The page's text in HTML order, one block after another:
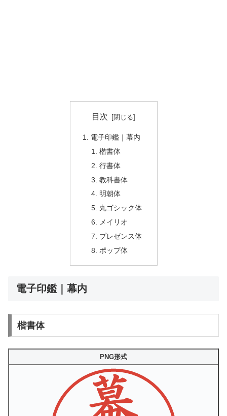
目次
電子印鑑｜幕内
楷書体
行書体
教科書体
明朝体
丸ゴシック体
メイリオ
プレゼンス体
ポップ体
電子印鑑｜幕内
楷書体
PNG形式